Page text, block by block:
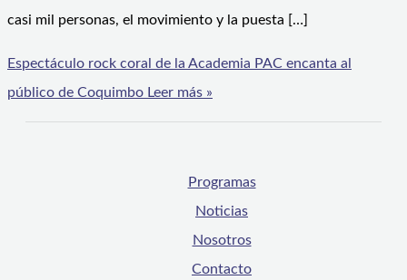
casi mil personas, el movimiento y la puesta […]
Espectáculo rock coral de la Academia PAC encanta al
público de Coquimbo Leer más »
Programas
Noticias
Nosotros
Contacto